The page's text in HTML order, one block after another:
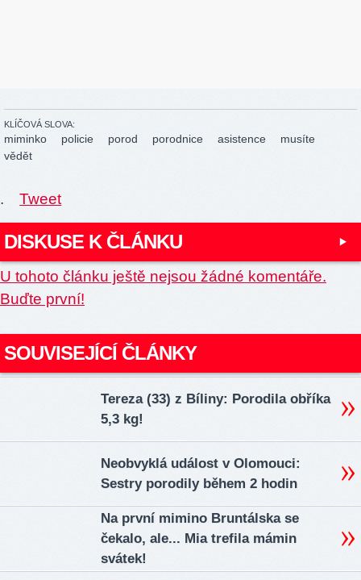
KLÍČOVÁ SLOVA:
miminko policie porod porodnice asistence
musíte
vědět
. Tweet
DISKUSE K ČLÁNKU
U tohoto článku ještě nejsou žádné komentáře.
Buďte první!
SOUVISEJÍCÍ ČLÁNKY
Tereza (33) z Bíliny: Porodila obříka
5,3 kg!
Neobvyklá událost v Olomouci:
Sestry porodily během 2 hodin
Na první mimino Bruntálska se
čekalo, ale... Mia trefila mámin
svátek!